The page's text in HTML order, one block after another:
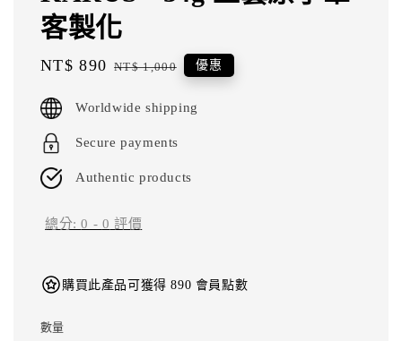
客製化
Sale
NT$ 890 Regular
NT$ 1,000 優惠
Worldwide shipping
Secure payments
Authentic products
總分:0 - 0 評價
購買此產品可獲得 890 會員點數
數量